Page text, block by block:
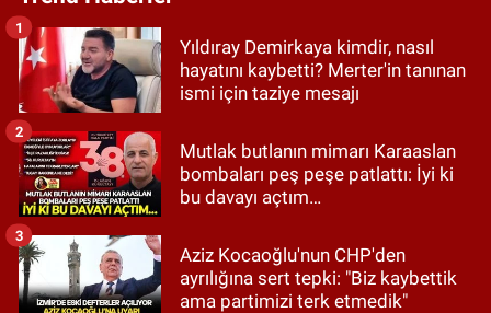
Yıldıray Demirkaya kimdir, nasıl
hayatını kaybetti? Merter'in tanınan
ismi için taziye mesajı
1
Mutlak butlanın mimarı Karaaslan
bombaları peş peşe patlattı: İyi ki
bu davayı açtım…
2
Aziz Kocaoğlu'nun CHP'den
ayrılığına sert tepki: "Biz kaybettik
ama partimizi terk etmedik"
3